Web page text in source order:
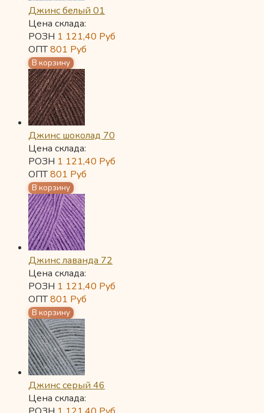
Джинс белый 01
Цена склада:
РОЗН 1 121,40 Руб
ОПТ801 Руб
Джинс шоколад 70
Цена склада:
РОЗН 1 121,40 Руб
ОПТ801 Руб
Джинс лаванда 72
Цена склада:
РОЗН 1 121,40 Руб
ОПТ801 Руб
Джинс серый 46
Цена склада: